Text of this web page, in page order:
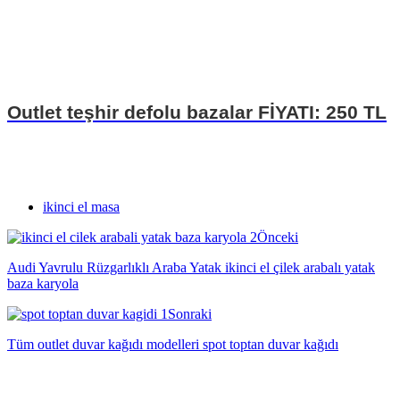
Outlet teşhir defolu bazalar FİYATI: 250 TL
ikinci el masa
Önceki
Audi Yavrulu Rüzgarlıklı Araba Yatak ikinci el çilek arabalı yatak
baza karyola
Sonraki
Tüm outlet duvar kağıdı modelleri spot toptan duvar kağıdı